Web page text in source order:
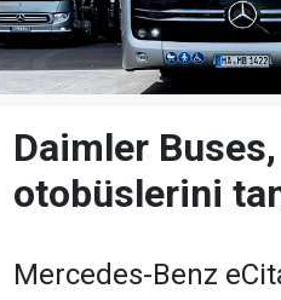
Daimler
otobüslerini
Mercedes-Benz